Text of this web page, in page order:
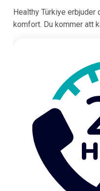
Healthy Türkiye erbjuder
komfort. Du kommer att